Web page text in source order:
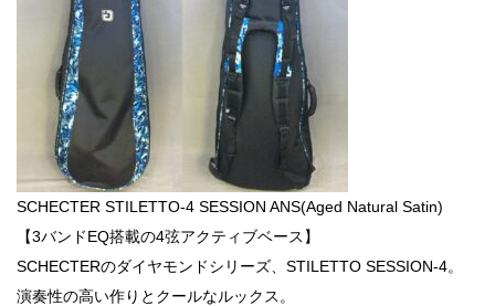
SCHECTER STILETTO-4 SESSION ANS(Aged Natural Satin)
【3バンドEQ搭載の4弦アクティブベース】
SCHECTERのダイヤモンドシリーズ、STILETTO SESSION-4。
演奏性の高い作りとクールなルックス。